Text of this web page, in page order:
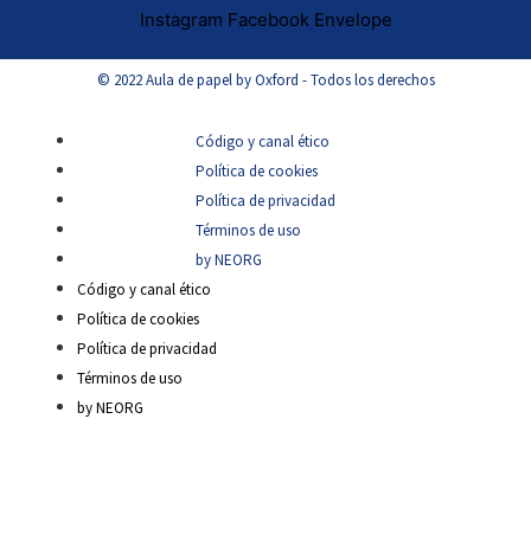
Instagram Facebook Envelope
© 2022 Aula de papel by Oxford - Todos los derechos
Código y canal ético
Política de cookies
Política de privacidad
Términos de uso
by NEORG
Código y canal ético
Política de cookies
Política de privacidad
Términos de uso
by NEORG